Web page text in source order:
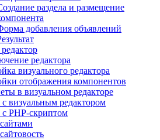
раздела и размещение
добавления объявлений
редактора
визуального редактора
отображения компонентов
в визуальном редакторе
с визуальным редактором
с PHP-скриптом